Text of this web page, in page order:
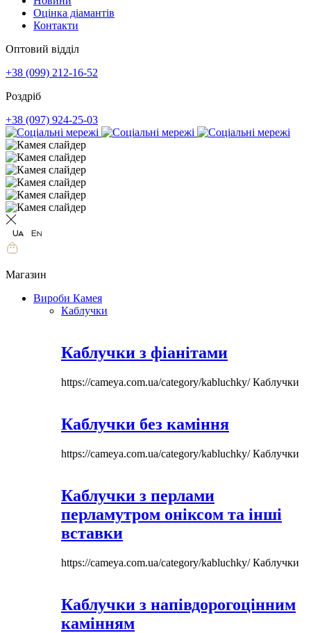
Оцінка діамантів
Контакти
Оптовий відділ
+38 (099) 212-16-52
Роздріб
+38 (097) 924-25-03
Магазин
Вироби Камея
Каблучки
Каблучки з фіанітами
https://cameya.com.ua/category/kabluchky/Каблучки
Каблучки без каміння
https://cameya.com.ua/category/kabluchky/Каблучки
Каблучки з перлами
перламутром оніксом та інші
вставки
https://cameya.com.ua/category/kabluchky/Каблучки
Каблучки з напівдорогоцінним
камінням